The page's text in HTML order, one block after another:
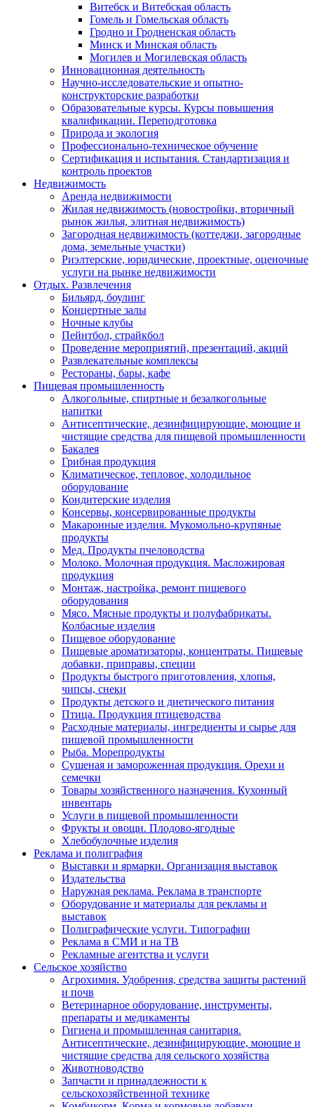
Витебск и Витебская область
Гомель и Гомельская область
Гродно и Гродненская область
Минск и Минская область
Могилев и Могилевская область
Инновационная деятельность
Научно-исследовательские и опытно-
конструкторские разработки
Образовательные курсы. Курсы повышения
квалификации. Переподготовка
Природа и экология
Профессионально-техническое обучение
Сертификация и испытания. Стандартизация и
контроль проектов
Недвижимость
Аренда недвижимости
Жилая недвижимость (новостройки, вторичный
рынок жилья, элитная недвижимость)
Загородная недвижимость (коттеджи, загородные
дома, земельные участки)
Риэлтерские, юридические, проектные, оценочные
услуги на рынке недвижимости
Отдых. Развлечения
Бильярд, боулинг
Концертные залы
Ночные клубы
Пейнтбол, страйкбол
Проведение мероприятий, презентаций, акций
Развлекательные комплексы
Рестораны, бары, кафе
Пищевая промышленность
Алкогольные, спиртные и безалкогольные
напитки
Антисептические, дезинфицирующие, моющие и
чистящие средства для пищевой промышленности
Бакалея
Грибная продукция
Климатическое, тепловое, холодильное
оборудование
Кондитерские изделия
Консервы, консервированные продукты
Макаронные изделия. Мукомольно-крупяные
продукты
Мед. Продукты пчеловодства
Молоко. Молочная продукция. Масложировая
продукция
Монтаж, настройка, ремонт пищевого
оборудования
Мясо. Мясные продукты и полуфабрикаты.
Колбасные изделия
Пищевое оборудование
Пищевые ароматизаторы, концентраты. Пищевые
добавки, приправы, специи
Продукты быстрого приготовления, хлопья,
чипсы, снеки
Продукты детского и диетического питания
Птица. Продукция птицеводства
Расходные материалы, ингредиенты и сырье для
пищевой промышленности
Рыба. Морепродукты
Сушеная и замороженная продукция. Орехи и
семечки
Товары хозяйственного назначения. Кухонный
инвентарь
Услуги в пищевой промышленности
Фрукты и овощи. Плодово-ягодные
Хлебобулочные изделия
Реклама и полиграфия
Выставки и ярмарки. Организация выставок
Издательства
Наружная реклама. Реклама в транспорте
Оборудование и материалы для рекламы и
выставок
Полиграфические услуги. Типографии
Реклама в СМИ и на ТВ
Рекламные агентства и услуги
Сельское хозяйство
Агрохимия. Удобрения, средства защиты растений
и почв
Ветеринарное оборудование, инструменты,
препараты и медикаменты
Гигиена и промышленная санитария.
Антисептические, дезинфицирующие, моющие и
чистящие средства для сельского хозяйства
Животноводство
Запчасти и принадлежности к
сельскохозяйственной технике